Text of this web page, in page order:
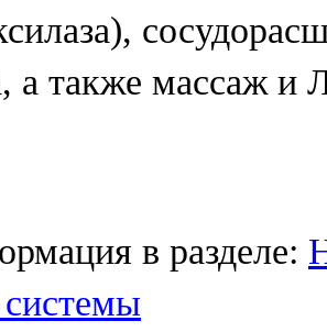
а также массаж
в разделе: